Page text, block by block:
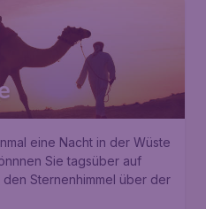
eine Nacht in der Wüste
Sie tagsüber auf
den Sternenhimmel über der